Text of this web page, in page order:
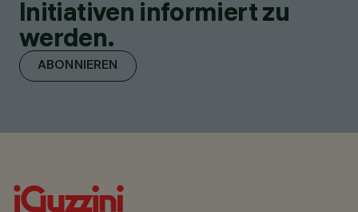
Initiativen informiert zu
werden.
ABONNIEREN